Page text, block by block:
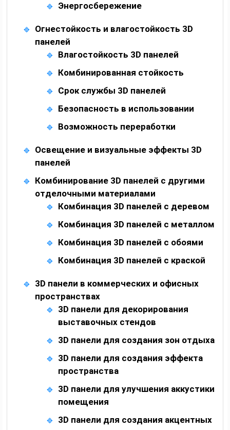
Энергосбережение
Огнестойкость и влагостойкость 3D
панелей
Влагостойкость 3D панелей
Комбинированная стойкость
Срок службы 3D панелей
Безопасность в использовании
Возможность переработки
Освещение и визуальные эффекты 3D
панелей
Комбинирование 3D панелей с другими
отделочными материалами
Комбинация 3D панелей с деревом
Комбинация 3D панелей с металлом
Комбинация 3D панелей с обоями
Комбинация 3D панелей с краской
3D панели в коммерческих и офисных
пространствах
3D панели для декорирования
выставочных стендов
3D панели для создания зон отдыха
3D панели для создания эффекта
пространства
3D панели для улучшения аккустики
помещения
3D панели для создания акцентных